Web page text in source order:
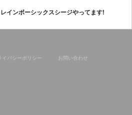
インボーシックスシージやってます!
イバシーポリシー お問い合わせ